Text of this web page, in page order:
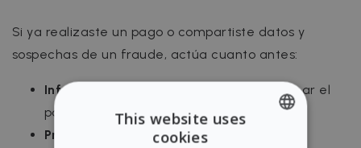
Si ya realizaste un pago o compartiste datos y
sospechas de un fraude, actúa cuanto antes:
Informa a tu banco
para intentar bloquear el
pago.
Presenta una denunciaen la policía.
This website uses
cookies